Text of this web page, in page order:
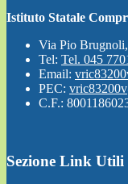
Istituto Statale
Via Pio
Tel: Tel. 045
Email:
PEC:
C.F.:
Sezione Link Utili